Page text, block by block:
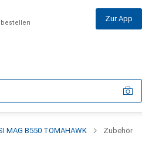
Zur App
MAG B550 TOMAHAWK Zubehör